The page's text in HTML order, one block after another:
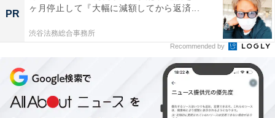
PR
ヶ月停止して『大幅に減額してから返済...
渋谷法務総合事務所
Recommended by